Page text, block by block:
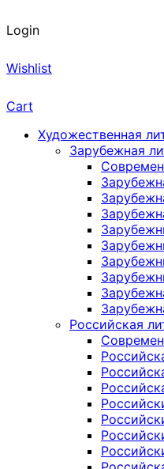
Login
Wishlist
Cart
Художественная
Зарубежная
Российская